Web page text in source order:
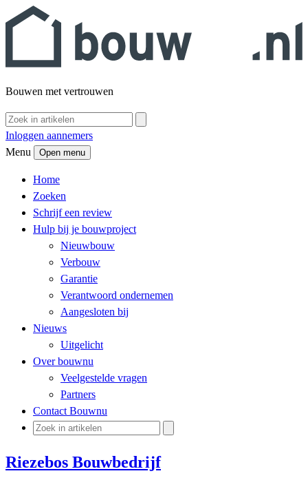
Bouwen met vertrouwen
Inloggen aannemers
Menu
Open menu
Home
Zoeken
Schrijf een review
Hulp bij je bouwproject
Nieuwbouw
Verbouw
Garantie
Verantwoord ondernemen
Aangesloten bij
Nieuws
Uitgelicht
Over bouwnu
Veelgestelde vragen
Partners
Contact Bouwnu
Riezebos Bouwbedrijf